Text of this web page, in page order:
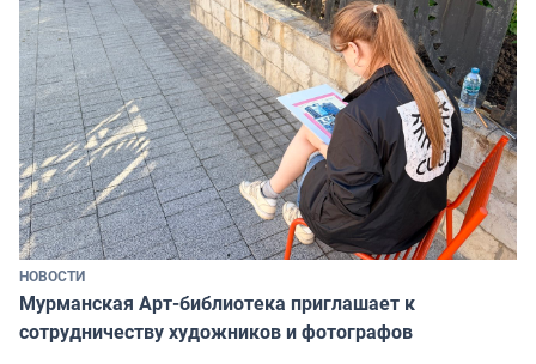
НОВОСТИ
Мурманская Арт-библиотека приглашает к
сотрудничеству художников и фотографов